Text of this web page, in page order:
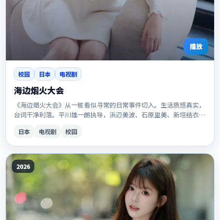
播放
校园 日本 电视剧
海边烟火大会
《海边烟火大会》从一桩看似寻常的日常事件切入。生活质感真实，
台词干净利落。平川雄一朗执导，浜辺美波、石原里美、新垣结衣等
日本 电视剧 校园
2026